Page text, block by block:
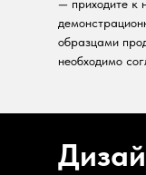
— приходите к
образцами
необходимо